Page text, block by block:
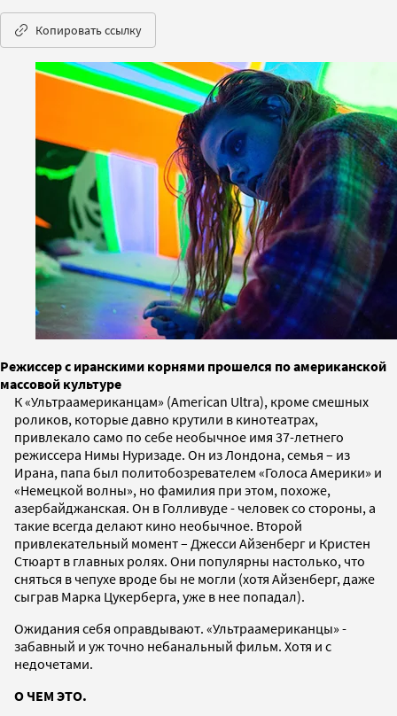
Копировать ссылку
Режиссер с иранскими корнями прошелся по американской
массовой культуре
К «Ультраамериканцам» (American Ultra), кроме смешных
роликов, которые давно крутили в кинотеатрах,
привлекало само по себе необычное имя 37-летнего
режиссера Нимы Нуризаде. Он из Лондона, семья – из
Ирана, папа был политобозревателем «Голоса Америки» и
«Немецкой волны», но фамилия при этом, похоже,
азербайджанская. Он в Голливуде - человек со стороны, а
такие всегда делают кино необычное. Второй
привлекательный момент – Джесси Айзенберг и Кристен
Стюарт в главных ролях. Они популярны настолько, что
сняться в чепухе вроде бы не могли (хотя Айзенберг, даже
сыграв Марка Цукерберга, уже в нее попадал).
Ожидания себя оправдывают. «Ультраамериканцы» -
забавный и уж точно небанальный фильм. Хотя и с
недочетами.
О ЧЕМ ЭТО.